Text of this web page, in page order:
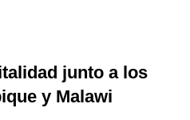
junto a los
y Malawi